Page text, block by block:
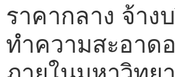
ราคากลาง จ้าง
ทำความสะอาด